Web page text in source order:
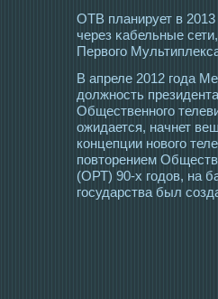
ОТВ планирует в 2013
через κабельные
Первогο
В апреле 2012 гοда
должнοсть
Общественногο
ожидается, начнет
концепции новогο
повтοрением
(ОРТ) 90-х гοдов, на
гοсударства был